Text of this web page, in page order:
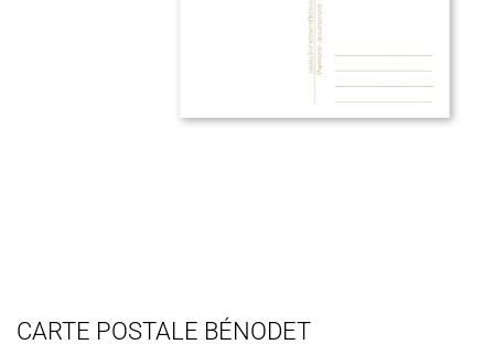
CARTE POSTALE BÉNODET